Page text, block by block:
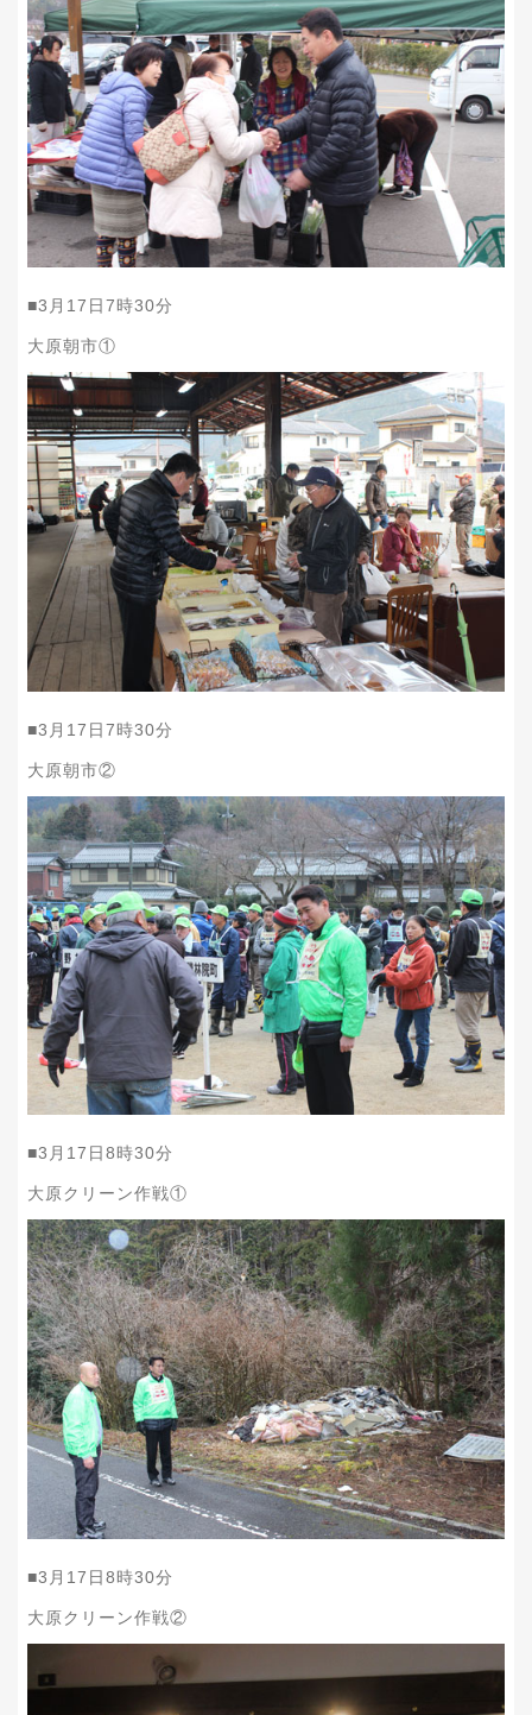
■3 月 17 日7時30分
大原朝市①
■3 月 17 日7時30分
大原朝市②
■3 月 17 日8時30分
大原クリーン作戦①
■3 月 17 日8時30分
大原クリーン作戦②